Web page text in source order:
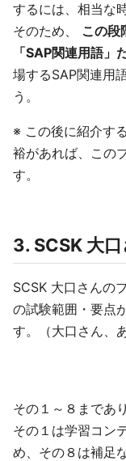
するには、相当な
そのため、 この段
「SAP関連用語」
場するSAP関連用
う。
※ この後に紹介す
裕があれば、この
す。
3. SCSK 大
SCSK 大口さんの
の試験範囲・要点
す。（大口さん、
その１～８まであ
その１は学習コン
め、その８は補足